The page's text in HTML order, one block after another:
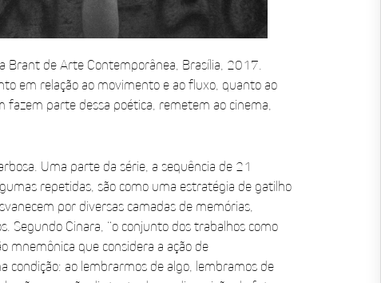
Brant de Arte Contemporânea, Brasília, 2017.
em relação ao movimento e ao fluxo, quanto ao
parte dessa poética, remetem ao cinema,
Uma parte da série, a sequência de 21
repetidas, são como uma estratégia de gatilho
por diversas camadas de memórias,
Segundo Cinara, “o conjunto dos trabalhos como
mnemônica que considera a ação de
condição: ao lembrarmos de algo, lembramos de